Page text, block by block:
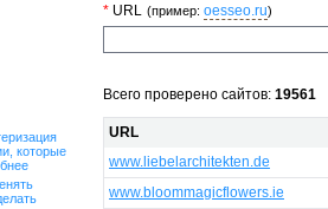
которые
* URL (пример: oesseo.ru)
Всего проверено сайтов: 19561
URL
www.liebelarchitekten.de
www.bloommagicflowers.ie